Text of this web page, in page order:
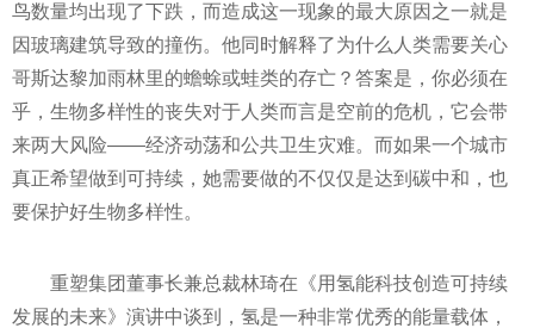
鸟数量均出现了下跌，而造成这一现象的最大原因之一就是
因玻璃建筑导致的撞伤。他同时解释了为什么人类需要关心
哥斯达黎加雨林里的蟾蜍或蛙类的存亡？答案是，你必须在
乎，生物多样性的丧失对于人类而言是空前的危机 ，它会带
来两大风险——经济动荡和公共卫生灾难。而如果一个城市
真正希望做到可持续，她需要做的不仅仅是达到碳中和，也
要保护好生物多样性。
重塑集团董事长兼总裁林琦在《用氢能科技创造可持续
发展的未来》演讲中谈到，氢是一种非常优秀的能量载体，